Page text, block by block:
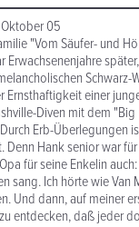
Oktober 05
"Vom Säufer- und
Erwachsenenjahre
Ernsthaftigkeit einer
Diven mit dem
Erb-Überlegungen
Denn Hank senior war
für seine Enkelin
sang. Ich hörte wie
Und dann, auf meiner
entdecken, daß jeder